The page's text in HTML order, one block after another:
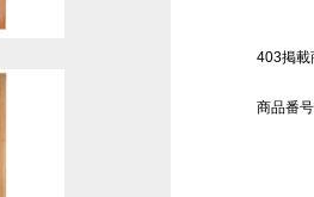
403掲載
商品番